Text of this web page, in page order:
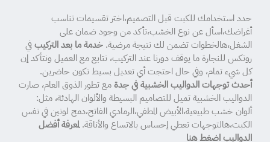
حدد استخدامك للكبت قبل التصميم،اختر تقسيمات تناسب
أغراضك،اسأل عن نوع الخشب،تأكد من وجود ضمان على
الشغل،هالخطوات تضمن لك نتيجة مرضية. خدمة ما بعد التركيبفي
روتكس للنجارة ما يوقف دورنا عند التركيب، نتابع مع العميل ونتأكد إن
كل شيء تمام، وفي حال احتجت أي تعديل بسيط نكون حاضرين.
أحدث توجهات الدواليب الخشبية في جدةمع تطور الذوق العام، صارت
الدواليب الخشبية تميل للتصاميم البسيطة والألوان الهادئة، مثل:
ألوان خشب طبيعية،الأبيض المطفي،الرمادي الفاتح،دمج لونين في نفس
الكبت،هالتوجهات تعطي إحساس بالاتساع والأناقة.لمعرفة أفضل
الدواليب اضغط هنا